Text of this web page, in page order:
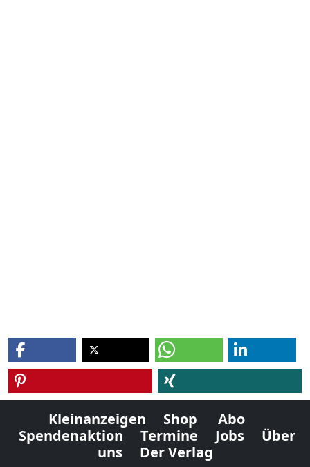
Kleinanzeigen Shop
Abo
Spendenaktion
Termine Jobs
Über
uns
Der Verlag